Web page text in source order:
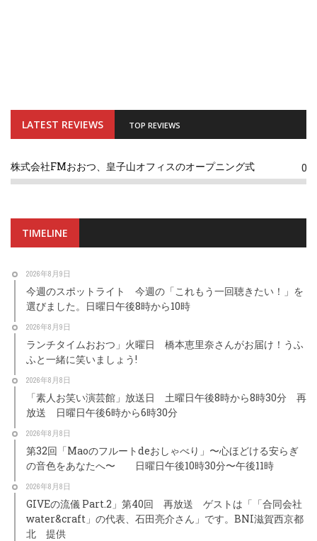
LATEST REVIEWS TOP REVIEWS
株式会社FMおおつ、皇子山オフィスのオープニング式 0
TIMELINE
2026年8月9日
今週のスポットライト 今週の「これもう一回聴きたい！」を
選びました。日曜日午後8時から10時
2026年8月9日
ランチタイムおおつ」火曜日 橋本恵里奈さんがお届け！うふ
ふと一緒に笑いましょう!
2026年8月8日
「素人お笑い演芸館」放送日 土曜日午後8時から8時30分 再
放送 日曜日午後6時から6時30分
2026年8月8日
第32回「Maoのフルートdeおしゃべり」〜心ほどける安らぎ
の音色をあなたへ〜 日曜日午後10時30分〜午後11時
2026年8月8日
GIVEの流儀 Part.2」第40回 再放送 ゲストは「「合同会社
water&craft」の代表、石田亮介さん」です。BNI滋賀西京都
北 提供